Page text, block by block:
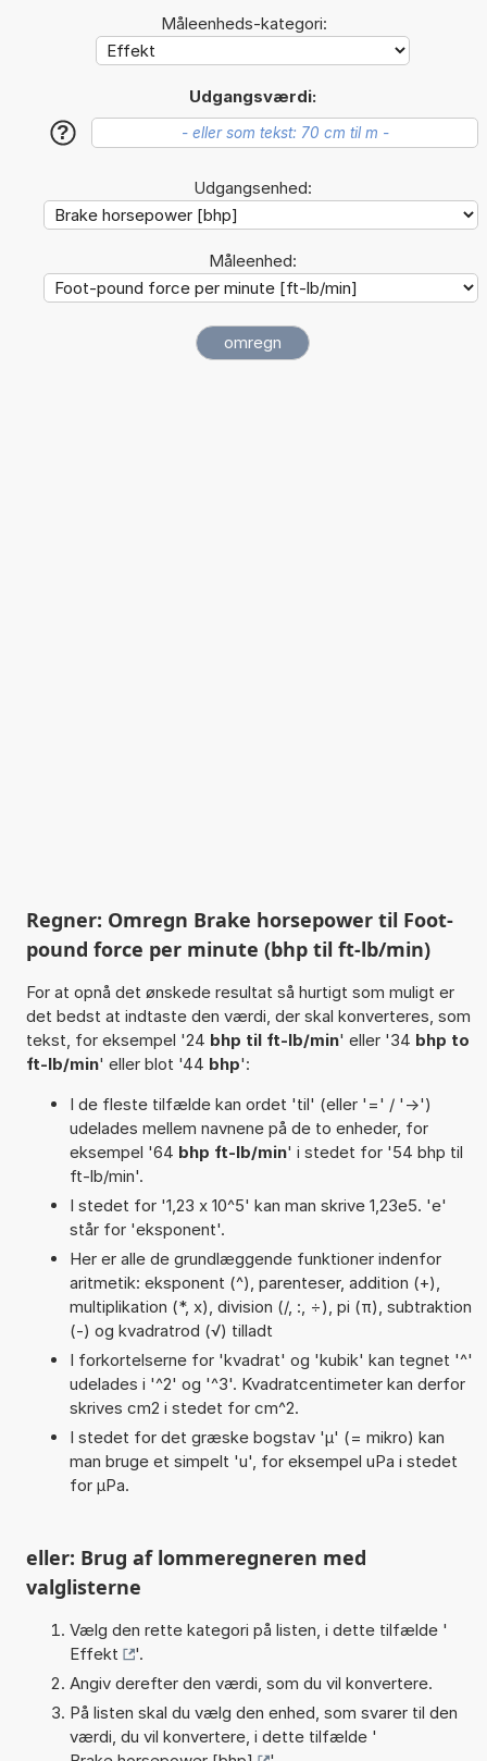
Måleenheds-kategori:
Udgangsværdi:
?
Udgangsenhed:
Måleenhed:
Regner: Omregn Brake horsepower til Foot-
pound force per minute (bhp til ft-lb/min)
For at opnå det ønskede resultat så hurtigt som muligt er
det bedst at indtaste den værdi, der skal konverteres, som
tekst, for eksempel '24 bhp til ft-lb/min' eller '34 bhp to
ft-lb/min' eller blot '44 bhp':
I de fleste tilfælde kan ordet 'til' (eller '=' / '->')
udelades mellem navnene på de to enheder, for
eksempel '64 bhp ft-lb/min' i stedet for '54 bhp til
ft-lb/min'.
I stedet for '1,23 x 10^5' kan man skrive 1,23e5. 'e'
står for 'eksponent'.
Her er alle de grundlæggende funktioner indenfor
aritmetik: eksponent (^), parenteser, addition (+),
multiplikation (*, x), division (/, :, ÷), pi (π), subtraktion
(-) og kvadratrod (√) tilladt
I forkortelserne for 'kvadrat' og 'kubik' kan tegnet '^'
udelades i '^2' og '^3'. Kvadratcentimeter kan derfor
skrives cm2 i stedet for cm^2.
I stedet for det græske bogstav 'µ' (= mikro) kan
man bruge et simpelt 'u', for eksempel uPa i stedet
for µPa.
eller: Brug af lommeregneren med
valglisterne
Vælg den rette kategori på listen, i dette tilfælde '
Effekt
'.
Angiv derefter den værdi, som du vil konvertere.
På listen skal du vælg den enhed, som svarer til den
værdi, du vil konvertere, i dette tilfælde '